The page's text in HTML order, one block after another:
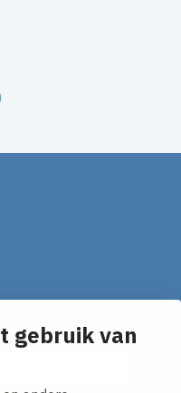
gebruik van
je mailbox!